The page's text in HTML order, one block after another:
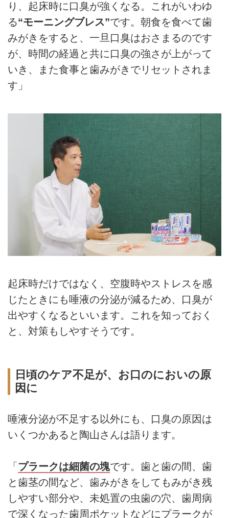
り、起床時に口臭が強くなる。これがいわゆ
る“モーニングブレス”です。朝食を食べて歯
みがきをすると、一旦口臭はおさまるのです
が、時間の経過と共に口臭の強さが上がって
いき、また食事と歯みがきでリセットされま
す」
起床時だけではなく、空腹時やストレスを感
じたときにも唾液の分泌が減るため、口臭が
出やすくなるといいます。これを知っておく
と、対策もしやすそうです。
日頃のケア不足が、お口のにおいの原
因に
唾液分泌が不足する以外にも、口臭の原因は
いくつかあると陶山さんは語ります。
「 プラークは細菌の塊です。歯と歯の間、歯
と歯茎の間など、歯みがきをしてもみがき残
しやすい部分や、未処置の虫歯の穴、歯周病
で深くなった歯周ポケットなどにプラークが